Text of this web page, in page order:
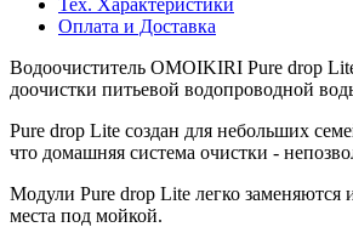
Оплата и Доставка
Водоочиститель OMOIKIRI Pure drop
доочистки питьевой водопроводной
Pure drop Lite создан для небольших
что домашняя система очистки -
Модули Pure drop Lite легко заменяются
места под мойкой.